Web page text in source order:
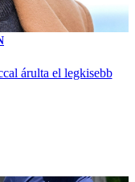
árulta el legkisebb